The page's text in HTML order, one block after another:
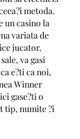
metoda.
un casino la
variata de
jucator,
va gasi
e?ti ca noi,
Winner
gase?ti o
tip, numite ?i